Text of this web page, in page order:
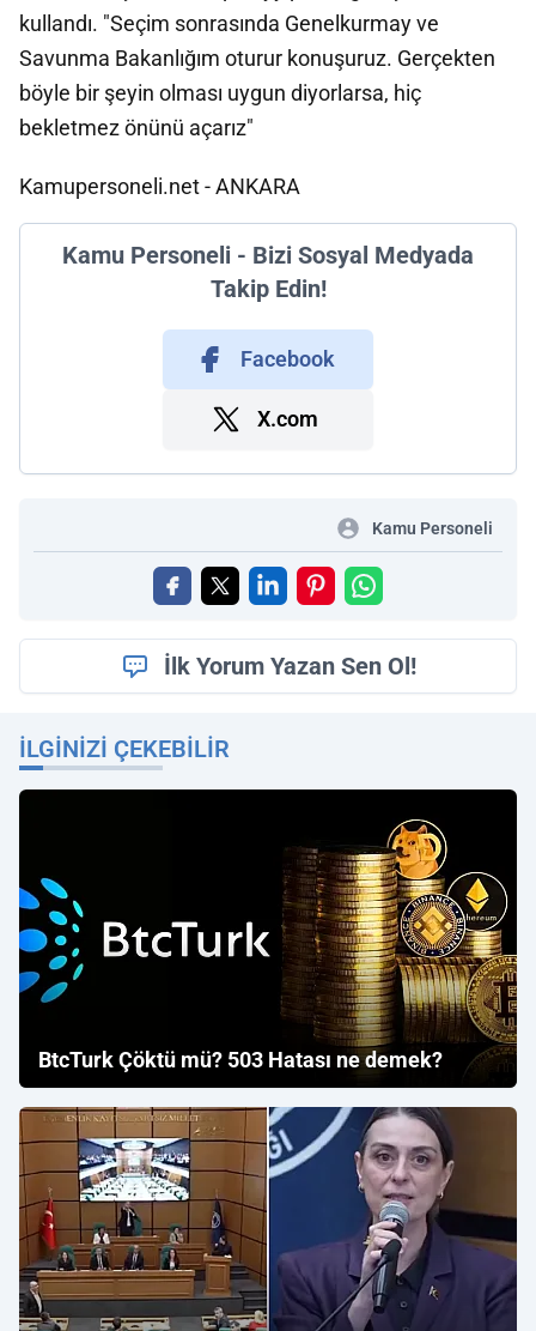
kullandı. "Seçim sonrasında Genelkurmay ve
Savunma Bakanlığım oturur konuşuruz. Gerçekten
böyle bir şeyin olması uygun diyorlarsa, hiç
bekletmez önünü açarız"
Kamupersoneli.net - ANKARA
Kamu Personeli - Bizi Sosyal Medyada
Takip Edin!
Facebook
X.com
Kamu Personeli
İlk Yorum Yazan Sen Ol!
İLGINIZI ÇEKEBILIR
BtcTurk Çöktü mü? 503 Hatası ne demek?